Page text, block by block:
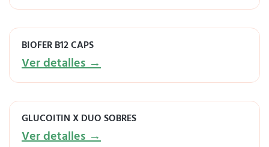
BIOFER B12 CAPS
Ver detalles →
GLUCOITIN X DUO SOBRES
Ver detalles →